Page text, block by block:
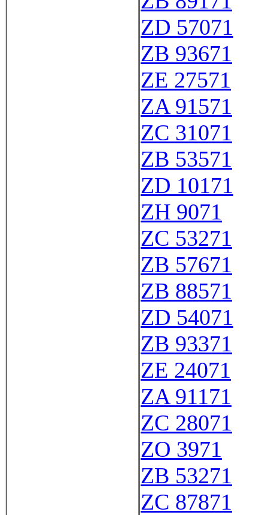
ZD 57071
ZB 93671
ZE 27571
ZA 91571
ZC 31071
ZB 53571
ZD 10171
ZH 9071
ZC 53271
ZB 57671
ZB 88571
ZD 54071
ZB 93371
ZE 24071
ZA 91171
ZC 28071
ZO 3971
ZB 53271
ZC 87871